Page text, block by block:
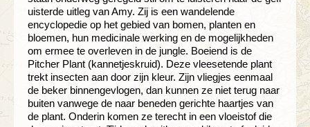
uisterde uitleg van Amy. Zij is een wandelende
encyclopedie op het gebied van bomen, planten en
bloemen, hun medicinale werking en de mogelijkheden
om ermee te overleven in de jungle. Boeiend is de
Pitcher Plant (kannetjeskruid). Deze vleesetende plant
trekt insecten aan door zijn kleur. Zijn vliegjes eenmaal
de beker binnengevlogen, dan kunnen ze niet terug naar
buiten vanwege de naar beneden gerichte haartjes van
de plant. Onderin komen ze terecht in een vloeistof die